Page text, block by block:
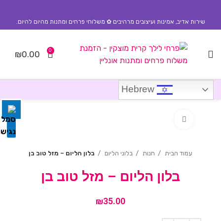
שירות אדיב, אמינות ועיצובים מרהיבים ✿ משלוחי פרחים ומתנות מהיום להיום.
0
₪0.00
עמוד הבית חנות בלוני הליום בלון הליום – מזל טוב בן
בלון הליום – מזל טוב בן
₪
visibility_off השבת את ההבזקים
title סמן כותרות
settings צבע רקע
zoom_out